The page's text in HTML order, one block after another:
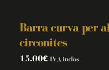
Barra curva per
circonites
15.00€ IVA inclòs